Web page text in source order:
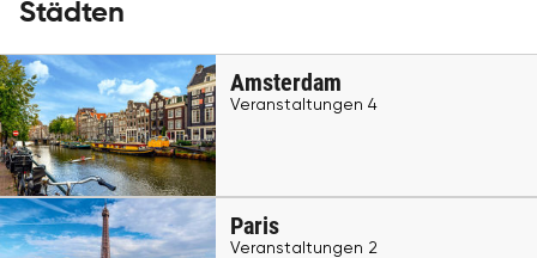
Städten
Amsterdam
Veranstaltungen 4
Paris
Veranstaltungen 2